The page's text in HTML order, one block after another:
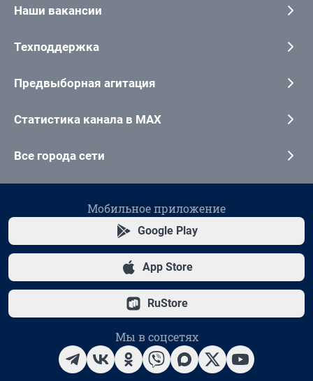
Наши вакансии
Техподдержка
Предвыборная агитация
Статистика канала в MAX
Все города сети
Мобильное приложение
Google Play
App Store
RuStore
Мы в соцсетях